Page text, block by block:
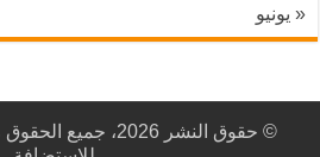
« يونيو
© حقوق النشر 2026، جميع الحقوق محفوظة |